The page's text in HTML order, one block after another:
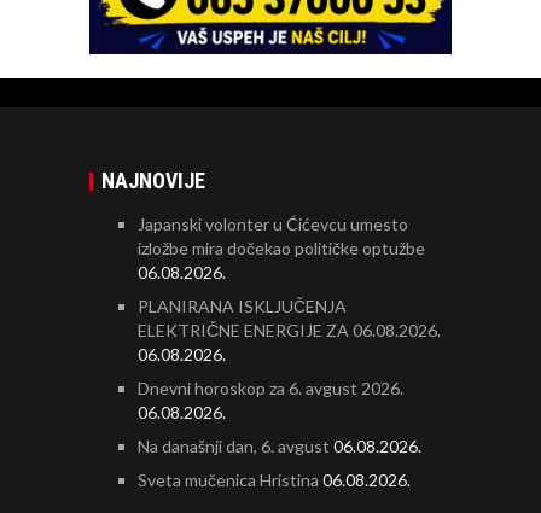
NAJNOVIJE
Japanski volonter u Ćićevcu umesto
izložbe mira dočekao političke optužbe
06.08.2026.
PLANIRANA ISKLJUČENJA
ELEKTRIČNE ENERGIJE ZA 06.08.2026.
06.08.2026.
Dnevni horoskop za 6. avgust 2026.
06.08.2026.
Na današnji dan, 6. avgust 06.08.2026.
Sveta mučenica Hristina 06.08.2026.